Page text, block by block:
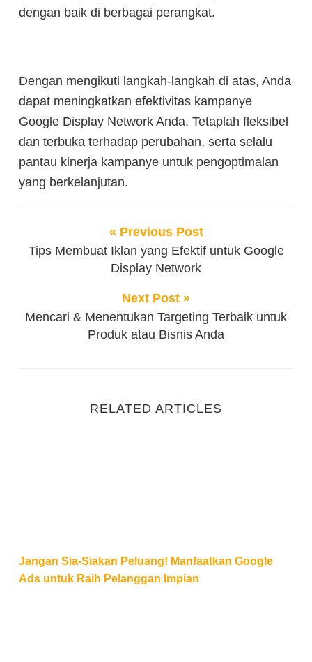
dengan baik di berbagai perangkat.
Dengan mengikuti langkah-langkah di atas, Anda
dapat meningkatkan efektivitas kampanye
Google Display Network Anda. Tetaplah fleksibel
dan terbuka terhadap perubahan, serta selalu
pantau kinerja kampanye untuk pengoptimalan
yang berkelanjutan.
« Previous Post
Tips Membuat Iklan yang Efektif untuk Google
Display Network
Next Post »
Mencari & Menentukan Targeting Terbaik untuk
Produk atau Bisnis Anda
RELATED ARTICLES
Jangan Sia-Siakan Peluang! Manfaatkan Google
Ads untuk Raih Pelanggan Impian